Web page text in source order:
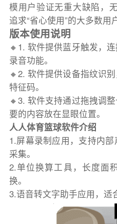
模用户验证无重大缺陷，
追求“省心使用”的大多数用
版本使用说明
🔸1. 软件提供蓝牙触发，
录音功能。
🔸2. 软件提供设备指纹识
特征码。
🔸3. 软件支持通过拖拽调
要的内容放在显眼位置。
人人体育篮球软件介绍
1.屏幕录制应用，支持内
采集。
2.单位换算工具，长度面
换。
3.语音转文字助手应用，适